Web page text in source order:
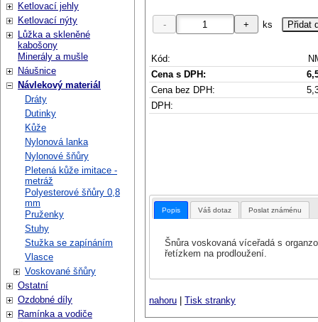
ks
Kód:
Cena s DPH:
Cena bez DPH:
DPH:
Popis Váš dotaz Poslat známénu
Šnůra voskovaná víceřadá s
řetízkem na prodloužení.
nahoru Tisk stranky
Ketlovací jehly
Ketlovací nýty
Lůžka a skleněné
kabošony
Minerály a mušle
Náušnice
Návlekový materiál
Dráty
Dutinky
Kůže
Nylonová lanka
Nylonové šňůry
Pletená kůže imitace -
metráž
Polyesterové šňůry 0,8
mm
Pruženky
Stuhy
Stužka se zapínáním
Vlasce
Voskované šňůry
Ostatní
Ozdobné díly
Ramínka a vodiče